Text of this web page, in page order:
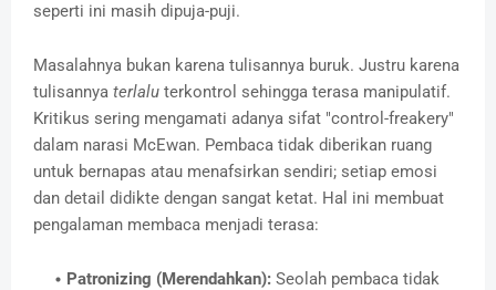
seperti ini masih dipuja-puji.
Masalahnya bukan karena tulisannya buruk. Justru karena
tulisannya terlalu terkontrol sehingga terasa manipulatif.
Kritikus sering mengamati adanya sifat "control-freakery"
dalam narasi McEwan. Pembaca tidak diberikan ruang
untuk bernapas atau menafsirkan sendiri; setiap emosi
dan detail didikte dengan sangat ketat. Hal ini membuat
pengalaman membaca menjadi terasa:
Patronizing (Merendahkan): Seolah pembaca tidak